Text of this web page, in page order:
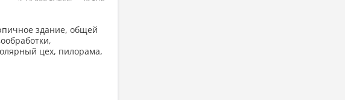
здание, общей
цех, пилорама,